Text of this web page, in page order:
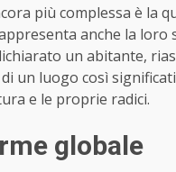
più complessa è la
anche la
un abitante,
un luogo così
e le proprie radici.
globale